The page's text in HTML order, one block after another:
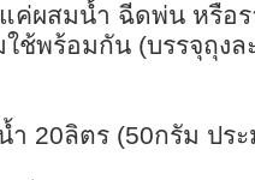
แค่ผสมน้ำ ฉีดพ่น หรือ
ช้พร้อมกัน (บรรจุถุงล
ำ 20ลิตร (50กรัม ปร